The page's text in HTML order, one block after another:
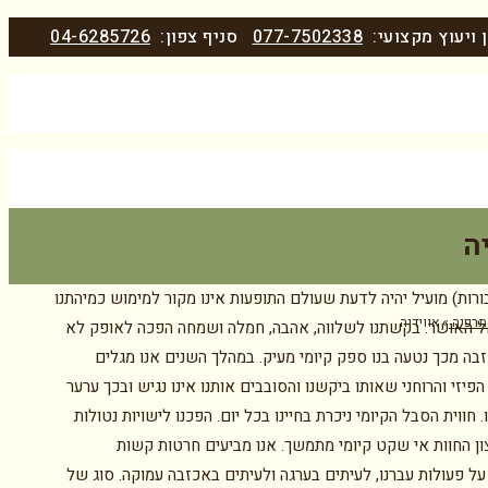
ויעוץ מקצועי: 077-7502338 סניף צפון: 04-6285726
תרפיה »אווידיה
מועיל יהיה לדעת שעולם התופעות אינו מקור למימוש כמיהתנו
האושר. בקשתנו לשלווה, אהבה, חמלה ושמחה הפכה לאופק לא
מכך נטעה בנו ספק קיומי מעיק. במהלך השנים אנו מגלים
והרוחני שאותו ביקשנו והסובבים אותנו אינו נגיש ובכך ערער
חווית הסבל הקיומי ניכרת בחיינו בכל יום. הפכנו לישויות נטולות
החוות אי שקט קיומי מתמשך. אנו מביעים חרטות קשות
על פעולות עברנו, לעיתים בערגה ולעיתים באכזבה עמוקה. סוג של